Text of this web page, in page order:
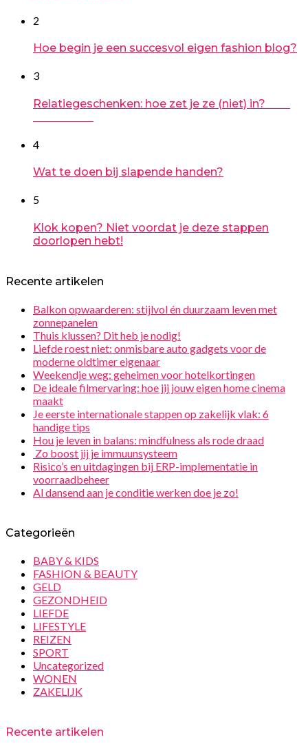
2
Hoe begin je een succesvol eigen fashion blog?
3
Relatiegeschenken: hoe zet je ze (niet) in?
4
Wat te doen bij slapende handen?
5
Klok kopen? Niet voordat je deze stappen
doorlopen hebt!
Recente artikelen
Balkon opwaarderen: stijlvol én duurzaam leven met
zonnepanelen
Thuis klussen? Dit heb je nodig!
Liefde roest niet: onmisbare auto gadgets voor de
moderne oldtimer eigenaar
Weekendje weg: geheimen voor hotelkortingen
De ideale filmervaring: hoe jij jouw eigen home cinema
maakt
Je eerste internationale stappen op zakelijk vlak: 6
handige tips
Hou je leven in balans: mindfulness als rode draad
Zo boost jij je immuunsysteem
Risico’s en uitdagingen bij ERP-implementatie in
voorraadbeheer
Al dansend aan je conditie werken doe je zo!
Categorieën
BABY & KIDS
FASHION & BEAUTY
GELD
GEZONDHEID
LIEFDE
LIFESTYLE
REIZEN
SPORT
Uncategorized
WONEN
ZAKELIJK
Recente artikelen